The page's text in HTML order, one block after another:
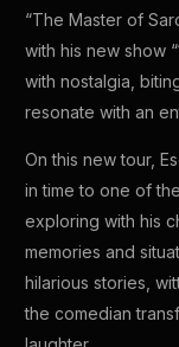
“The Master of
with his new show
with nostalgia,
resonate with an
On this new tour,
in time to one of
exploring with his
memories and
hilarious stories,
the comedian